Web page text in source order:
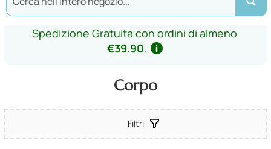
Spedizione Gratuita con ordini di almeno
€39.90.
Corpo
Filtri